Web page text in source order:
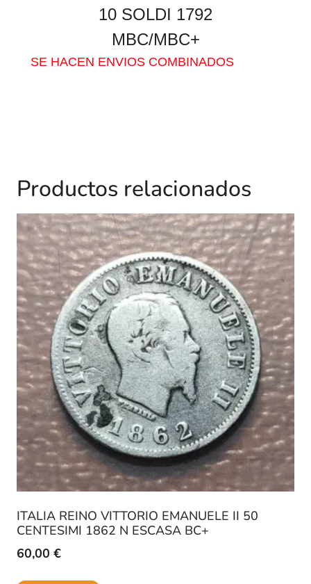
10 SOLDI 1792
MBC/MBC+
SE HACEN ENVIOS COMBINADOS
Productos relacionados
ITALIA REINO VITTORIO EMANUELE II 50
CENTESIMI 1862 N ESCASA BC+
60,00 €